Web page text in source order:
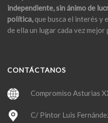
independiente, sin ánimo de
política,que busca el interés y
de ella un lugar cada vez mejor
CONTÁCTANOS
Compromiso Asturias
C/ Pintor Luis